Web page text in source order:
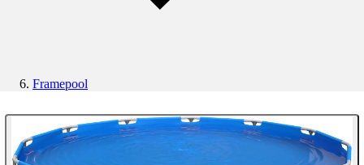
Framepool